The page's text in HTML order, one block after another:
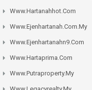
Www.hartanahhot.com
Www.ejenhartanah.com.my
Www.ejenhartanahn9.com
Www.hartaprima.com
Www.putraproperty.my